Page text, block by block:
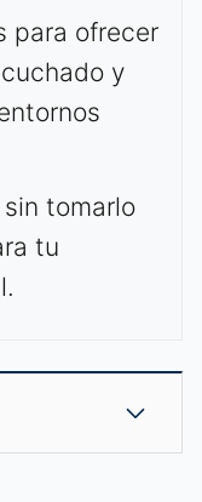
para ofrecer
y
tomarlo
tu